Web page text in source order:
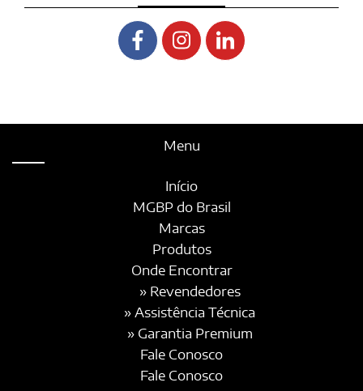
Menu
Início
MGBP do Brasil
Marcas
Produtos
Onde Encontrar
» Revendedores
» Assistência Técnica
» Garantia Premium
Fale Conosco
Fale Conosco